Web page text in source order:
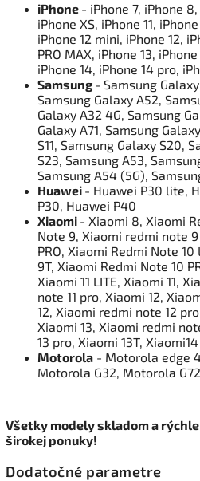
iPhone - iPhone 7, iPhone
iPhone XS, iPhone 11,
iPhone 12 mini, iPhone 12,
PRO MAX, iPhone 13,
iPhone 14, iPhone 14 pro,
Samsung - Samsung
Samsung Galaxy A52,
Galaxy A32 4G, Samsung
Galaxy A71, Samsung
S11, Samsung Galaxy S20,
S23, Samsung A53,
Samsung A54 (5G),
Huawei - Huawei P30 lite,
P30, Huawei P40
Xiaomi - Xiaomi 8, Xiaomi
Note 9, Xiaomi redmi note
PRO, Xiaomi Redmi Note
9T, Xiaomi Redmi Note 10
Xiaomi 11 LITE, Xiaomi 11,
note 11 pro, Xiaomi 12,
12, Xiaomi redmi note 12
Xiaomi 13, Xiaomi redmi
13 pro, Xiaomi 13T, Xiaomi14
Motorola - Motorola edge
Motorola G32, Motorola G72
Všetky modely skladom a
širokej ponuky!
Dodatočné parametre